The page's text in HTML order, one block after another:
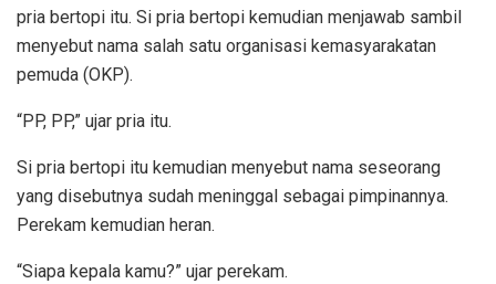
pria bertopi itu. Si pria bertopi kemudian menjawab sambil
menyebut nama salah satu organisasi kemasyarakatan
pemuda (OKP).
“PP, PP,” ujar pria itu.
Si pria bertopi itu kemudian menyebut nama seseorang
yang disebutnya sudah meninggal sebagai pimpinannya.
Perekam kemudian heran.
“Siapa kepala kamu?” ujar perekam.